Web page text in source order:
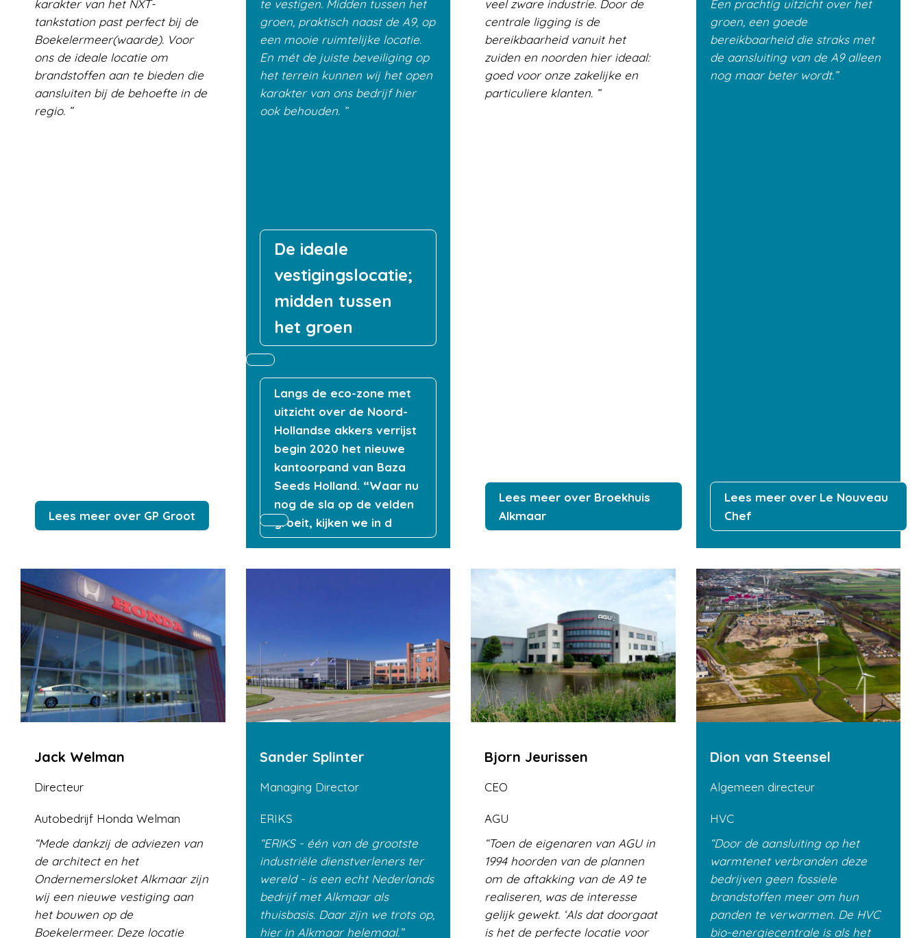
karakter van het NXT-
tankstation past perfect bij de
Boekelermeer(waarde). Voor
ons de ideale locatie om
brandstoffen aan te bieden die
aansluiten bij de behoefte in de
regio.
Lees meer over GP Groot
te vestigen. Midden tussen het
groen, praktisch naast de A9, op
een mooie ruimtelijke locatie.
En mét de juiste beveiliging op
het terrein kunnen wij het open
karakter van ons bedrijf hier
ook behouden.
De ideale
vestigingslocatie;
midden tussen
het groen
Langs de eco-zone met
uitzicht over de Noord-
Hollandse akkers verrijst
begin 2020 het nieuwe
kantoorpand van Baza
Seeds Holland. “Waar nu
nog de sla op de velden
groeit, kijken we in d
veel zware industrie. Door de
centrale ligging is de
bereikbaarheid vanuit het
zuiden en noorden hier ideaal:
goed voor onze zakelijke en
particuliere klanten.
Lees meer over Broekhuis
Alkmaar
Een prachtig uitzicht over het
groen, een goede
bereikbaarheid die straks met
de aansluiting van de A9 alleen
nog maar beter wordt.
Lees meer over Le Nouveau
Chef
Jack Welman
Directeur
Autobedrijf Honda Welman
Mede dankzij de adviezen van
de architect en het
Ondernemersloket Alkmaar zijn
wij een nieuwe vestiging aan
het bouwen op de
Boekelermeer. Deze locatie
Sander Splinter
Managing Director
ERIKS
ERIKS - één van de grootste
industriële dienstverleners ter
wereld - is een echt Nederlands
bedrijf met Alkmaar als
thuisbasis. Daar zijn we trots op,
hier in Alkmaar helemaal.
Bjorn Jeurissen
CEO
AGU
Toen de eigenaren van AGU in
1994 hoorden van de plannen
om de aftakking van de A9 te
realiseren, was de interesse
gelijk gewekt. ‘Als dat doorgaat
is het de perfecte locatie voor
Dion van Steensel
Algemeen directeur
HVC
Door de aansluiting op het
warmtenet verbranden deze
bedrijven geen fossiele
brandstoffen meer om hun
panden te verwarmen. De HVC
bio-energiecentrale is als het